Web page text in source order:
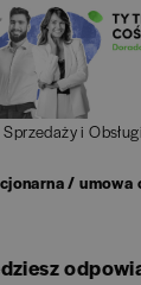
i
/ umowa